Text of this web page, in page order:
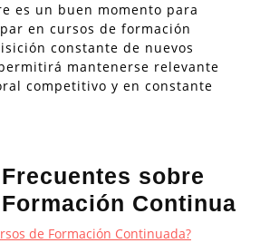
es un buen momento para
en cursos de formación
constante de nuevos
mantenerse relevante
competitivo y en constante
sobre
Continua
de Formación Continuada?